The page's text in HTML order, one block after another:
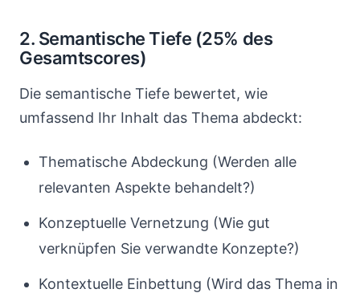
2. Semantische Tiefe (25% des
Gesamtscores)
Die semantische Tiefe bewertet, wie
umfassend Ihr Inhalt das Thema abdeckt:
Thematische Abdeckung (Werden alle
relevanten Aspekte behandelt?)
Konzeptuelle Vernetzung (Wie gut
verknüpfen Sie verwandte Konzepte?)
Kontextuelle Einbettung (Wird das Thema in